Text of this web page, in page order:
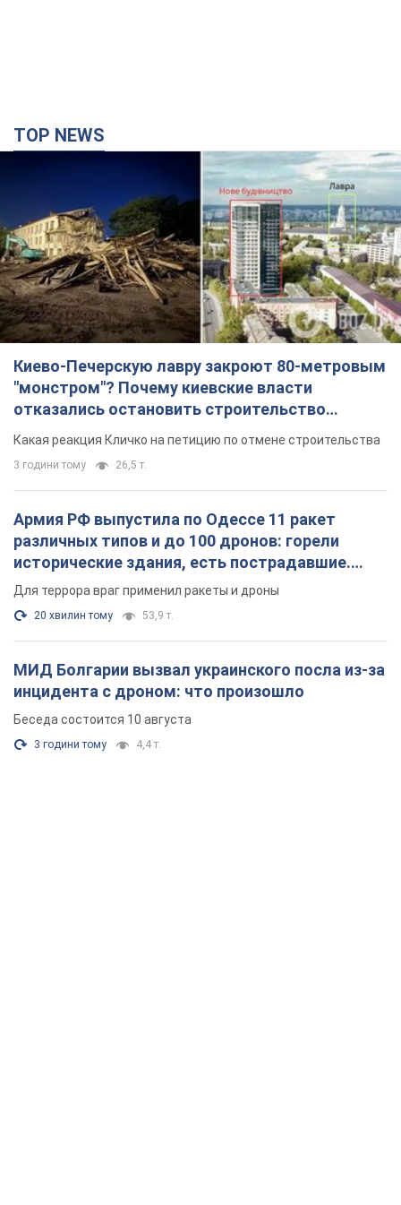
Киево-Печерскую лавру закроют 80-метровым
"монстром"? Почему киевские власти
отказались остановить строительство
небоскреба "московского верующего"
Какая реакция Кличко на петицию по отмене строительства
3 години тому 26,5 т.
Армия РФ выпустила по Одессе 11 ракет
различных типов и до 100 дронов: горели
исторические здания, есть пострадавшие.
Фото и видео
Для террора враг применил ракеты и дроны
20 хвилин тому 53,9 т.
МИД Болгарии вызвал украинского посла из-за
инцидента с дроном: что произошло
Беседа состоится 10 августа
3 години тому 4,4 т.